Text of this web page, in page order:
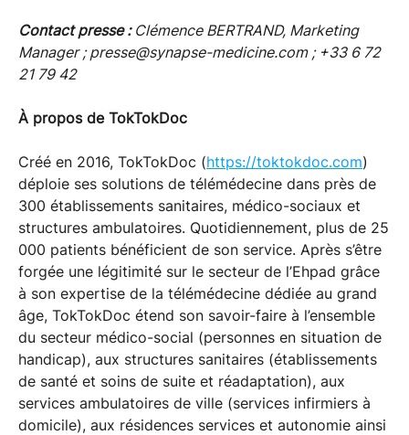
Contact presse : Clémence BERTRAND, Marketing
Manager ; presse@synapse-medicine.com ; +33 6 72
21 79 42
À propos de TokTokDoc
Créé en 2016, TokTokDoc (https://toktokdoc.com)
déploie ses solutions de télémédecine dans près de
300 établissements sanitaires, médico-sociaux et
structures ambulatoires. Quotidiennement, plus de 25
000 patients bénéficient de son service. Après s’être
forgée une légitimité sur le secteur de l’Ehpad grâce
à son expertise de la télémédecine dédiée au grand
âge, TokTokDoc étend son savoir-faire à l’ensemble
du secteur médico-social (personnes en situation de
handicap), aux structures sanitaires (établissements
de santé et soins de suite et réadaptation), aux
services ambulatoires de ville (services infirmiers à
domicile), aux résidences services et autonomie ainsi